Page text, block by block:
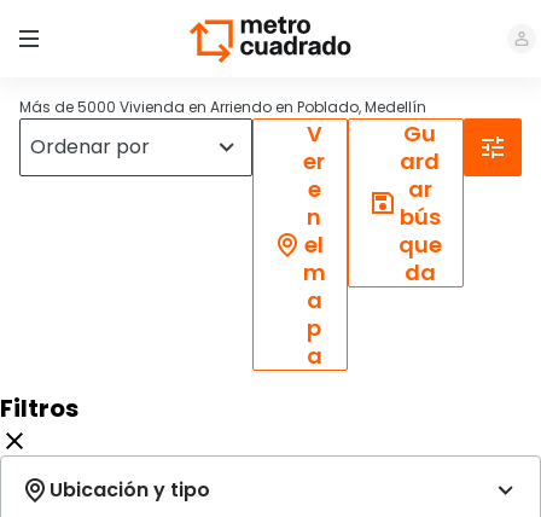
Más de 5000 Vivienda en Arriendo en Poblado, Medellín
V
er
e
n
el
m
a
p
a
Gu
ard
ar
bús
que
da
Filtros